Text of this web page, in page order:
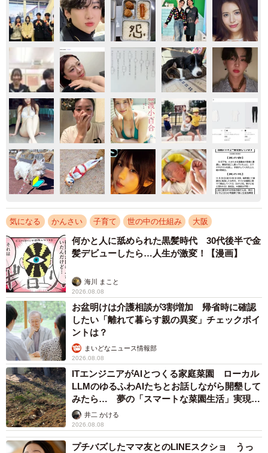
気になる かんさい 子育て 世の中の仕組み 大阪
何かと人に舐められた黒髪時代 30代後半で金
髪デビューしたら…人生が激変！【漫画】
海川 まこと
2026.08.08
お盆明けは介護相談が3割増加 帰省時に確認
したい「離れて暮らす親の異変」チェックポイ
ントは？
まいどなニュース情報部
2026.08.08
ITエンジニアがAIとつくる家庭菜園 ローカル
LLMのゆるふわAIたちとお話しながら開墾して
みたら… 夢の「スマートな菜園生活」実現な
るか井二 かける
2026.08.08
プチバズしたママ友とのLINEスクショ うっ